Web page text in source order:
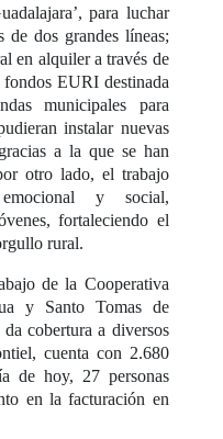
para luchar
de dos grandes líneas;
en alquiler a través de
EURI destinada
municipales para
instalar nuevas
a la que se han
otro lado, el trabajo
y social,
fortaleciendo el
rural.
de la Cooperativa
y Santo Tomas de
cobertura a diversos
cuenta con 2.680
de hoy, 27 personas
en la facturación en